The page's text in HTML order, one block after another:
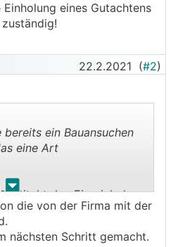
eines Gutachtens
22.2.2021 (#2)
. .
bereits ein Bauansuchen
eine Art
den Einreichplan
die von der Firma mit der
nächsten Schritt gemacht.